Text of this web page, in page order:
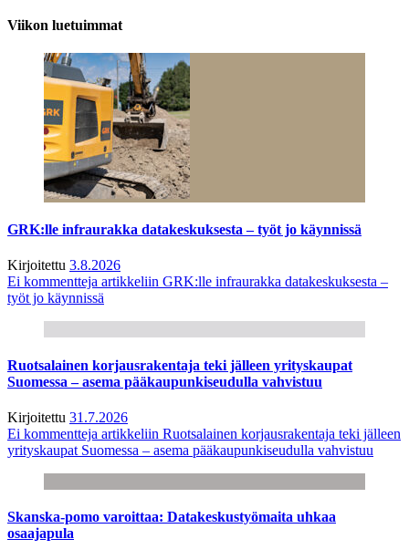
Viikon luetuimmat
GRK:lle infraurakka datakeskuksesta – työt jo käynnissä
Kirjoitettu 3.8.2026
Ei kommentteja artikkeliin GRK:lle infraurakka datakeskuksesta –
työt jo käynnissä
Ruotsalainen korjausrakentaja teki jälleen yrityskaupat
Suomessa – asema pääkaupunkiseudulla vahvistuu
Kirjoitettu 31.7.2026
Ei kommentteja artikkeliin Ruotsalainen korjausrakentaja teki jälleen
yrityskaupat Suomessa – asema pääkaupunkiseudulla vahvistuu
Skanska-pomo varoittaa: Datakeskustyömaita uhkaa
osaajapula